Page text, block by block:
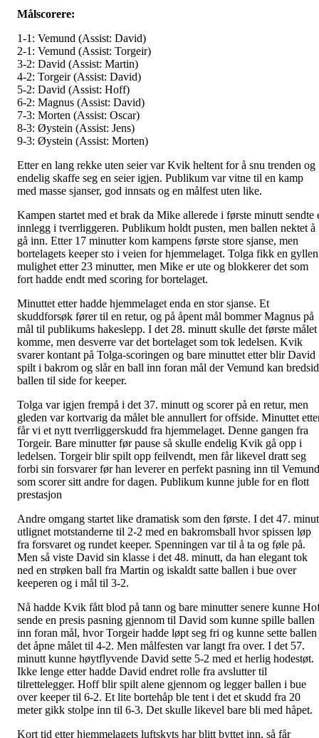
Målscorere:
1-1: Vemund (Assist: David)
2-1: Vemund (Assist: Torgeir)
3-2: David (Assist: Martin)
4-2: Torgeir (Assist: David)
5-2: David (Assist: Hoff)
6-2: Magnus (Assist: David)
7-3: Morten (Assist: Oscar)
8-3: Øystein (Assist: Jens)
9-3: Øystein (Assist: Morten)
Etter en lang rekke uten seier var Kvik heltent for å snu trenden og
endelig skaffe seg en seier igjen. Publikum var vitne til en kamp
med masse sjanser, god innsats og en målfest uten like.
Kampen startet med et brak da Mike allerede i første minutt sendte
innlegg i tverrliggeren. Publikum holdt pusten, men ballen nektet å
gå inn. Etter 17 minutter kom kampens første store sjanse, men
bortelagets keeper sto i veien for hjemmelaget. Tolga fikk en gyllen
mulighet etter 23 minutter, men Mike er ute og blokkerer det som
fort hadde endt med scoring for bortelaget.
Minuttet etter hadde hjemmelaget enda en stor sjanse. Et
skuddforsøk fører til en retur, og på åpent mål bommer Magnus på
mål til publikums hakeslepp. I det 28. minutt skulle det første målet
komme, men desverre var det bortelaget som tok ledelsen. Kvik
svarer kontant på Tolga-scoringen og bare minuttet etter blir David
spilt i bakrom og slår en ball inn foran mål der Vemund kan
ballen til side for keeper.
Tolga var igjen frempå i det 37. minutt og scorer på en retur, men
gleden var kortvarig da målet ble annullert for offside. Minuttet
får vi et nytt tverrliggerskudd fra hjemmelaget. Denne gangen fra
Torgeir. Bare minutter før pause så skulle endelig Kvik gå opp i
ledelsen. Torgeir blir spilt opp feilvendt, men får likevel dratt seg
forbi sin forsvarer før han leverer en perfekt pasning inn til Vemund
som scorer sitt andre for dagen. Publikum kunne juble for en flott
prestasjon
Andre omgang startet like dramatisk som den første. I det 47.
utlignet motstanderne til 2-2 med en bakromsball hvor spissen løp
fra forsvaret og rundet keeper. Spenningen var til å ta og føle på.
Men så viste David sin klasse i det 48. minutt, da han elegant tok
ned en strøken ball fra Martin og iskaldt satte ballen i bue over
keeperen og i mål til 3-2.
Nå hadde Kvik fått blod på tann og bare minutter senere kunne
sende en presis pasning gjennom til David som kunne spille ballen
inn foran mål, hvor Torgeir hadde løpt seg fri og kunne sette
det åpne målet til 4-2. Men målfesten var langt fra over. I det 57.
minutt kunne høytflyvende David sette 5-2 med et herlig hodestøt.
Ikke lenge etter hadde David endret rolle fra avslutter til
tilrettelegger. Hoff blir spilt alene gjennom og legger ballen i bue
over keeper til 6-2. Et lite bortehåp ble tent i det et skudd fra 20
meter gikk stolpe inn til 6-3. Det skulle likevel bare bli med håpet.
Kort tid etter hjemmelagets luftskyts har blitt byttet inn, så får